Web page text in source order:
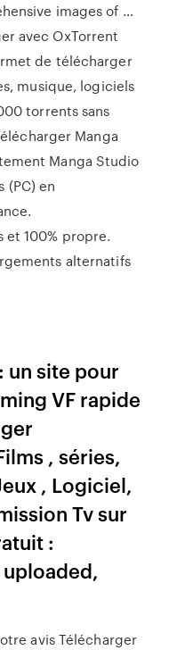
images of …
avec OxTorrent
de télécharger
musique, logiciels
torrents sans
Manga
Manga Studio
(PC) en
et 100% propre.
alternatifs
un site pour
VF rapide
, séries,
, Logiciel,
Tv sur
:
avis Télécharger